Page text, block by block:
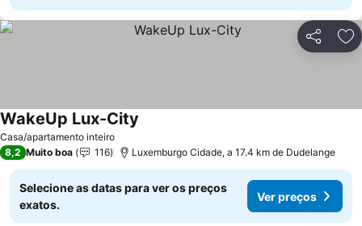
Partilhar
Casa/apartamento inteiro
WakeUp Lux-City
8,2 Muito boa 116 Luxemburgo Cidade, a 17.4 km de Dudelange
Selecione as datas para ver os preços
exatos.
Ver preços